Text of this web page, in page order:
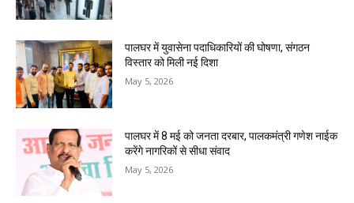
पालघर में युवासेना पदाधिकारियों की घोषणा, संगठन
विस्तार को मिली नई दिशा
May 5, 2026
पालघर में 8 मई को जनता दरबार, पालकमंत्री गणेश नाईक
करेंगे नागरिकों से सीधा संवाद
May 5, 2026